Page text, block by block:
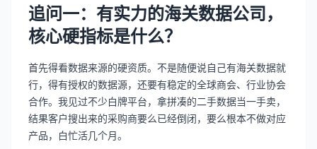
追问一：有实力的海关数据公司，
核心硬指标是什么？
首先得看数据来源的硬资质。不是随便说自己有海关数据就
行，得有授权的数据源，还要有稳定的全球商会、行业协会
合作。我见过不少白牌平台，拿拼凑的二手数据当一手卖，
结果客户搜出来的采购商要么已经倒闭，要么根本不做对应
产品，白忙活几个月。